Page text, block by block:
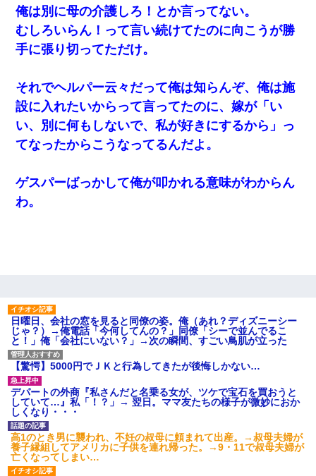
食べる量増やすわｗ」→結果ｗｗｗｗｗ
嫁に不倫されたから嫁と不倫相手に1000万の慰謝料請求した
【衝撃】女友達から行為中に告白されてOKした結果
【身体で払わせて】女友達「ごめん、何も言わずにお金貸してく
ださい……」俺「いいよ！いくら？」女友達「10万円ぐら
い……」俺「ほい！10万！」→
アパートのドアに『ハンザイ者！この人はさいあくの人です』と
張り紙が！大家「面倒はごめんだよ」私「はあ」→警察に行き、
見回りで犯人が捕まったが、それが…｜生活｜ヌルポあんてな
俺は別に母の介護しろ！とか言ってない。
むしろいらん！って言い続けてたのに向こうが勝
手に張り切ってただけ。
それでヘルパー云々だって俺は知らんぞ、俺は施
設に入れたいからって言ってたのに、嫁が「い
い、別に何もしないで、私が好きにするから」っ
てなったからこうなってるんだよ。
ゲスパーばっかして俺が叩かれる意味がわからん
わ。
日曜日、会社の窓を見ると同僚の姿。俺（あれ？ディズニーシー
じゃ？）→俺電話「今何してんの？」同僚「シーで並んでるこ
と！」俺「会社にいない？」→次の瞬間、すごい鳥肌が立った
【驚愕】5000円でＪＫと行為してきたが後悔しかない…
デパートの外商『私さんだと名乗る女が、ツケで宝石を買おうと
していて…』私「！？」→ 翌日。ママ友たちの様子が微妙におか
しくなり・・・
高1のとき男に襲われ、不妊の叔母に頼まれて出産。→叔母夫婦が
養子縁組してアメリカに子供を連れ帰った。→9・11で叔母夫婦が
亡くなってしまい…